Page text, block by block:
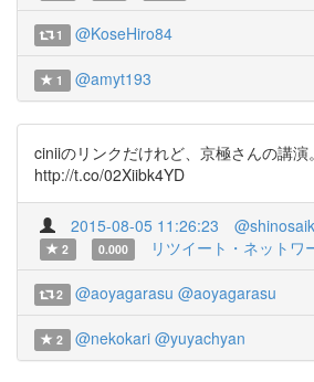
1 @KoseHiro84
1 @amyt193
ciniiのリンクだけれど、京極さんの講演
http://t.co/02Xiibk4YD
2015-08-05 11:26:23
2
0.000 リツイート・ネットワ
2 @aoyagarasu @aoyagarasu
2 @nekokari @yuyachyan